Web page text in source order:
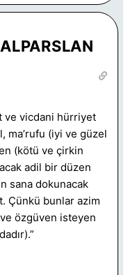
ve vicdani hürriyet
ma’rufu (iyi ve güzel
(kötü ve çirkin
adil bir düzen
sana dokunacak
Çünkü bunlar azim
özgüven isteyen